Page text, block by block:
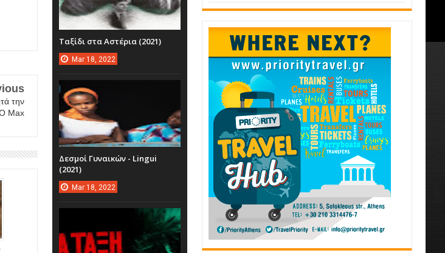
την
Max
Ταξίδι στα Αστέρια (2021)
Mar 18, 2022
Δεσμοί Γυναικών - Lingui
(2021)
Mar 18, 2022